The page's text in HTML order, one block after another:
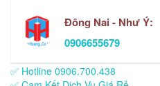
Đông Nai - Như Ý:
0906655679
✅ Hotline 0906.700.438